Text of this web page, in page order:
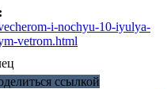
i-nochyu-10-iyulya-
vetrom.html
ссылкой